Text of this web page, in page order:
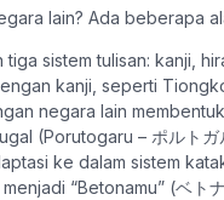
lain? Ada beberapa
sistem tulisan: kanji,
kanji, seperti
negara lain
(Porutogaru – ポルト
ke dalam sistem
“Betonamu” (ベト